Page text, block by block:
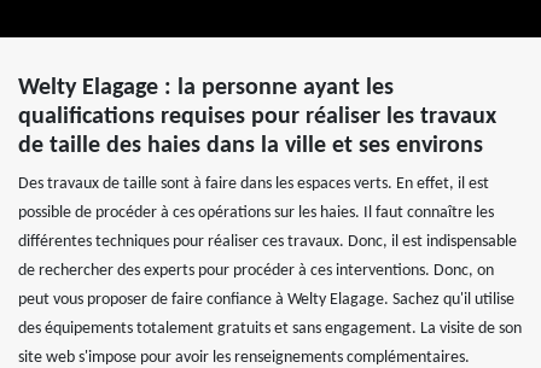
Welty Elagage : la personne ayant les
qualifications requises pour réaliser les travaux
de taille des haies dans la ville et ses environs
Des travaux de taille sont à faire dans les espaces verts. En effet, il est
possible de procéder à ces opérations sur les haies. Il faut connaître les
différentes techniques pour réaliser ces travaux. Donc, il est indispensable
de rechercher des experts pour procéder à ces interventions. Donc, on
peut vous proposer de faire confiance à Welty Elagage. Sachez qu'il utilise
des équipements totalement gratuits et sans engagement. La visite de son
site web s'impose pour avoir les renseignements complémentaires.